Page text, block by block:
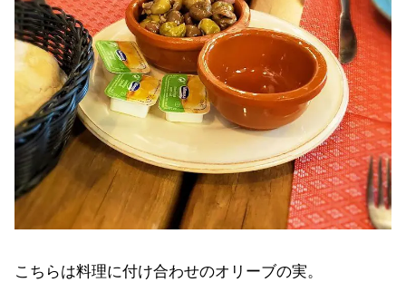
こちらは料理に付け合わせのオリーブの実。